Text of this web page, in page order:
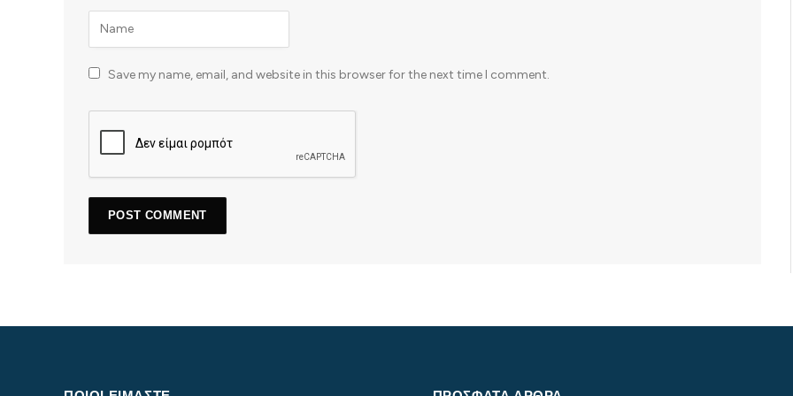
Save my name, email, and website in this browser for the next time I comment.